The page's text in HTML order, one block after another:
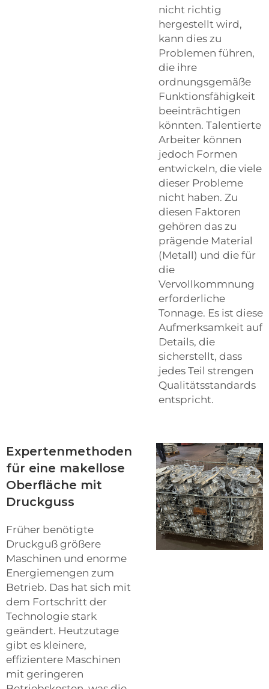
nicht richtig
hergestellt wird,
kann dies zu
Problemen führen,
die ihre
ordnungsgemäße
Funktionsfähigkeit
beeinträchtigen
könnten. Talentierte
Arbeiter können
jedoch Formen
entwickeln, die viele
dieser Probleme
nicht haben. Zu
diesen Faktoren
gehören das zu
prägende Material
(Metall) und die für
die
Vervollkommnung
erforderliche
Tonnage. Es ist diese
Aufmerksamkeit auf
Details, die
sicherstellt, dass
jedes Teil strengen
Qualitätsstandards
entspricht.
Expertenmethoden
für eine makellose
Oberfläche mit
Druckguss
Früher benötigte
Druckguß größere
Maschinen und enorme
Energiemengen zum
Betrieb. Das hat sich mit
dem Fortschritt der
Technologie stark
geändert. Heutzutage
gibt es kleinere,
effizientere Maschinen
mit geringeren